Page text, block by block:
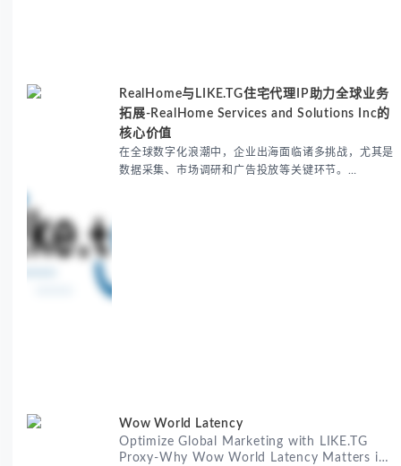
RealHome与LIKE.TG住宅代理IP助力全球业务
拓展-RealHome Services and Solutions Inc的
核心价值
在全球数字化浪潮中，企业出海面临诸多挑战，尤其是
数据采集、市场调研和广告投放等关键环节。
Wow World Latency
Optimize Global Marketing with LIKE.TG
Proxy-Why Wow World Latency Matters in